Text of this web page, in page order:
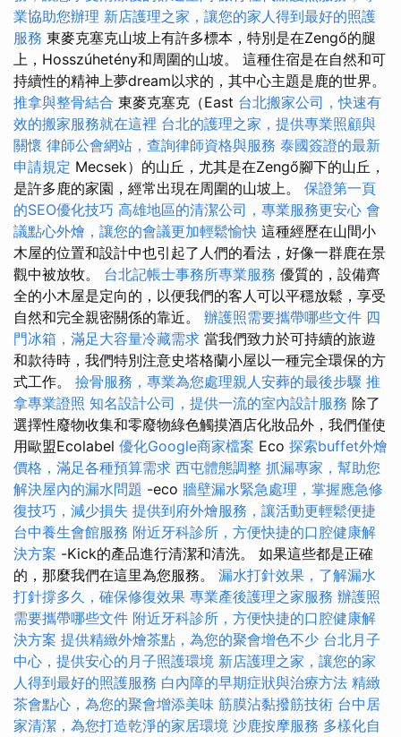
業協助您辦理 新店護理之家，讓您的家人得到最好的照護
服務 東麥克塞克山坡上有許多標本，特別是在Zengő的腿
上，Hosszúhetény和周圍的山坡。 這種住宿是在自然和可
持續性的精神上夢dream以求的，其中心主題是鹿的世界。
推拿與整骨結合 東麥克塞克（East 台北搬家公司，快速有
效的搬家服務就在這裡 台北的護理之家，提供專業照顧與
關懷 律師公會網站，查詢律師資格與服務 泰國簽證的最新
申請規定 Mecsek）的山丘，尤其是在Zengő腳下的山丘，
是許多鹿的家園，經常出現在周圍的山坡上。 保證第一頁
的SEO優化技巧 高雄地區的清潔公司，專業服務更安心 會
議點心外燴，讓您的會議更加輕鬆愉快 這種經歷在山間小
木屋的位置和設計中也引起了人們的看法，好像一群鹿在景
觀中被放牧。 台北記帳士事務所專業服務 優質的，設備齊
全的小木屋是定向的，以便我們的客人可以平穩放鬆，享受
自然和完全親密關係的靠近。 辦護照需要攜帶哪些文件 四
門冰箱，滿足大容量冷藏需求 當我們致力於可持續的旅遊
和款待時，我們特別注意史塔格蘭小屋以一種完全環保的方
式工作。 撿骨服務，專業為您處理親人安葬的最後步驟 推
拿專業證照 知名設計公司，提供一流的室內設計服務 除了
選擇性廢物收集和零廢物綠色觸摸酒店化妝品外，我們僅使
用歐盟Ecolabel 優化Google商家檔案 Eco 探索buffet外燴
價格，滿足各種預算需求 西屯體態調整 抓漏專家，幫助您
解決屋內的漏水問題 -eco 牆壁漏水緊急處理，掌握應急修
復技巧，減少損失 提供到府外燴服務，讓活動更輕鬆便捷
台中養生會館服務 附近牙科診所，方便快捷的口腔健康解
決方案 -Kick的產品進行清潔和清洗。 如果這些都是正確
的，那麼我們在這里為您服務。 漏水打針效果，了解漏水
打針撐多久，確保修復效果 專業產後護理之家服務 辦護照
需要攜帶哪些文件 附近牙科診所，方便快捷的口腔健康解
決方案 提供精緻外燴茶點，為您的聚會增色不少 台北月子
中心，提供安心的月子照護環境 新店護理之家，讓您的家
人得到最好的照護服務 白內障的早期症狀與治療方法 精緻
茶會點心，為您的聚會增添美味 筋膜沾黏撥筋技術 台中居
家清潔，為您打造乾淨的家居環境 沙鹿按摩服務 多樣化自